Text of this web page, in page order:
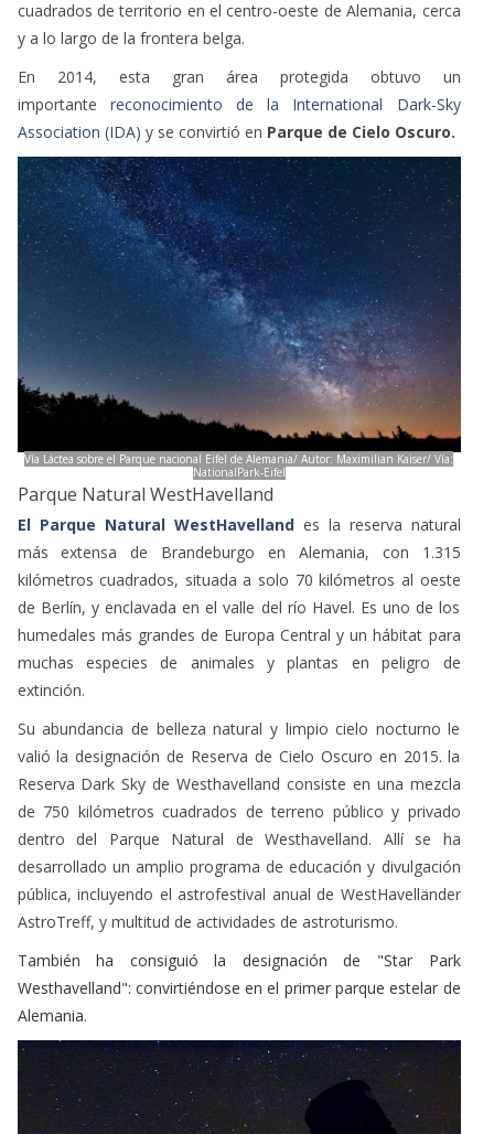
cuadrados de territorio en el centro-oeste de Alemania, cerca
y a lo largo de la frontera belga.
En 2014, esta gran área protegida obtuvo un
importante
reconocimiento de la International Dark-Sky
Association (IDA) y se convirtió en Parque de Cielo Oscuro.
Vía Láctea sobre el Parque nacional Eifel de Alemania/ Autor: Maximilian Kaiser/ Vía:
NationalPark-Eifel
Parque Natural WestHavelland
El Parque Natural WestHavellandes la reserva natural
más extensa de Brandeburgo en Alemania, con 1.315
kilómetros cuadrados, situada a solo 70 kilómetros al oeste
de Berlín, y enclavada en el valle del río Havel. Es uno de los
humedales más grandes de Europa Central y un hábitat para
muchas especies de animales y plantas en peligro de
extinción.
Su abundancia de belleza natural y limpio cielo nocturno le
valió la designación de Reserva de Cielo Oscuro en 2015. la
Reserva Dark Sky de Westhavelland consiste en una mezcla
de 750 kilómetros cuadrados de terreno público y privado
dentro del Parque Natural de Westhavelland. Allí se ha
desarrollado un amplio programa de educación y divulgación
pública, incluyendo el astrofestival anual de WestHavelländer
AstroTreff, y multitud de actividades de astroturismo.
También ha consiguió la designación de "Star Park
Westhavelland": convirtiéndose en el primer parque estelar de
Alemania.